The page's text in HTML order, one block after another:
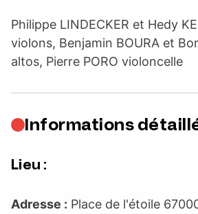
Philippe LINDECKER et Hedy
violons, Benjamin BOURA et
altos, Pierre PORO violoncelle
Informations
Lieu :
Adresse : Place de l'étoile